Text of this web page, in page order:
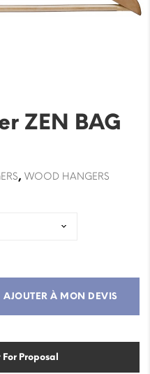
ZEN BAG
, WOOD HANGERS
AJOUTER À MON DEVIS
For Proposal